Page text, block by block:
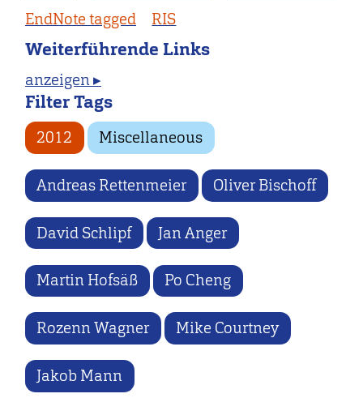
EndNote tagged
RIS
Weiterführende Links
anzeigen ▸
Filter Tags
2012 Miscellaneous
Andreas Rettenmeier Oliver Bischoff
David Schlipf Jan Anger
Martin Hofsäß Po Cheng
Rozenn Wagner Mike Courtney
Jakob Mann